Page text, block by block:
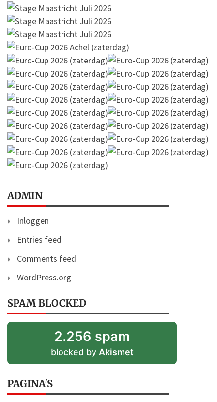
ADMIN
Inloggen
Entries feed
Comments feed
WordPress.org
SPAM BLOCKED
2.256 spam
blocked by Akismet
PAGINA'S